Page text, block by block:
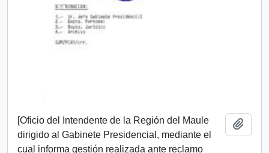
[Oficio del Intendente de la Región del Maule
dirigido al Gabinete Presidencial, mediante el
cual informa gestión realizada ante reclamo